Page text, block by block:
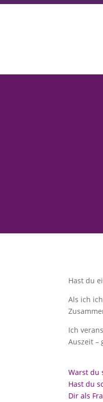
Hast du
Als ich
Ich
Auszeit –
Warst du
Hast du
Dir als